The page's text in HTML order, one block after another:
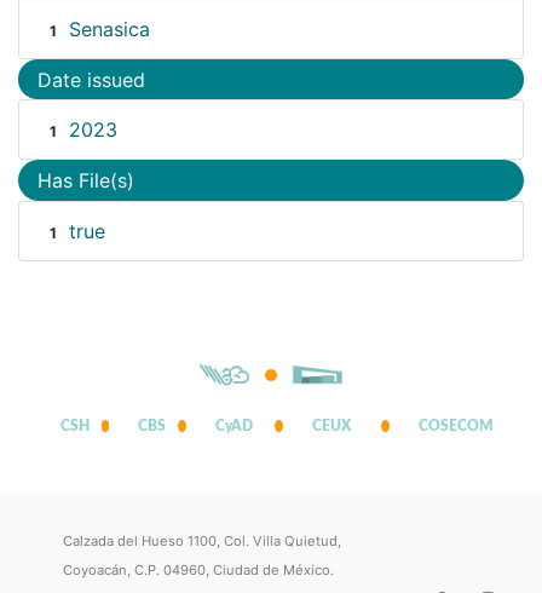
1 Senasica
Date issued
1 2023
Has File(s)
1 true
CSH CBS CyAD CEUX COSECOM
Calzada del Hueso 1100, Col. Villa Quietud,
Coyoacán, C.P. 04960, Ciudad de México.